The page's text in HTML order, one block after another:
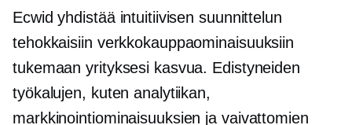
Ecwid yhdistää intuitiivisen suunnittelun
tehokkaisiin verkkokauppaominaisuuksiin
tukemaan yrityksesi kasvua. Edistyneiden
työkalujen, kuten analytiikan,
markkinointiominaisuuksien ja vaivattomien